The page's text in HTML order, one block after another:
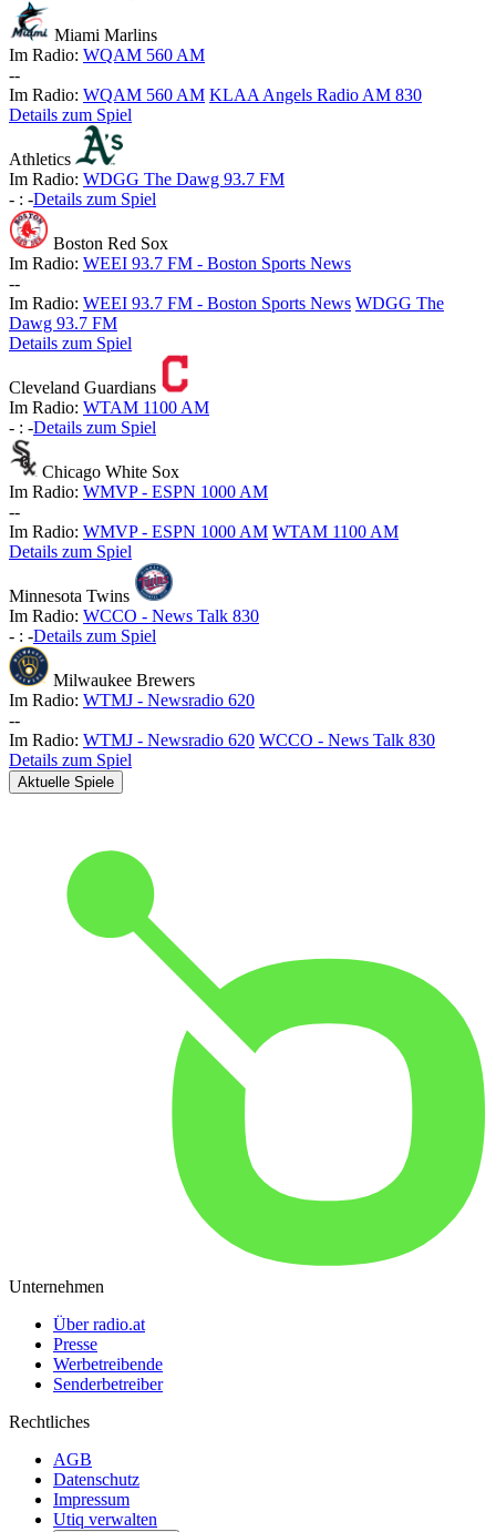
Miami Marlins
Im Radio: WQAM 560 AM
--
Im Radio: WQAM 560 AM KLAA Angels Radio AM 830
Details zum Spiel
Athletics
Im Radio: WDGG The Dawg 93.7 FM
- : -Details zum Spiel
Boston Red Sox
Im Radio: WEEI 93.7 FM - Boston Sports News
--
Im Radio: WEEI 93.7 FM - Boston Sports News WDGG The
Dawg 93.7 FM
Details zum Spiel
Cleveland Guardians
Im Radio: WTAM 1100 AM
- : -Details zum Spiel
Chicago White Sox
Im Radio: WMVP - ESPN 1000 AM
--
Im Radio: WMVP - ESPN 1000 AM WTAM 1100 AM
Details zum Spiel
Minnesota Twins
Im Radio: WCCO - News Talk 830
- : -Details zum Spiel
Milwaukee Brewers
Im Radio: WTMJ - Newsradio 620
--
Im Radio: WTMJ - Newsradio 620 WCCO - News Talk 830
Details zum Spiel
Aktuelle Spiele
Unternehmen
Über radio.at
Presse
Werbetreibende
Senderbetreiber
Rechtliches
AGB
Datenschutz
Impressum
Utiq verwalten